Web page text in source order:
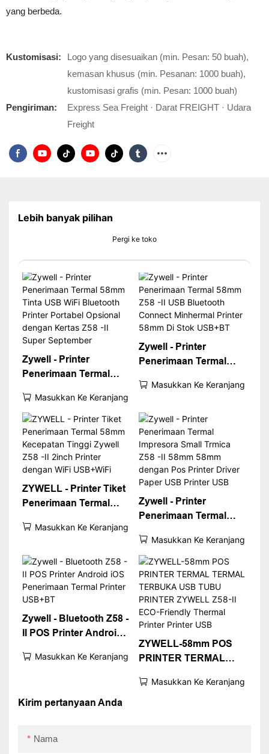
yang berbeda.
Kustomisasi:
Logo yang disesuaikan (min. Pesan: 50 buah),
kemasan khusus (min. Pesanan: 1000 buah),
kustomisasi grafis (min. Pesan: 1000 buah)
Pengiriman:
Express Sea Freight · Darat FREIGHT · Udara
Freight
Lebih banyak pilihan
Pergi ke toko
Zywell - Printer
Penerimaan Termal
Bluetooth Printer
Portabel Opsional
dengan Kertas Z58 -II
Super September
Masukkan Ke Keranjang
Zywell - Printer
Penerimaan Termal
Bluetooth Connect
58mm Di Stok USB+BT
Masukkan Ke Keranjang
ZYWELL - Printer Tiket
Penerimaan Termal
Tinggi Zywell Z58 -II
WiFi USB+WiFi
Masukkan Ke Keranjang
Zywell - Printer
Penerimaan Termal
Z58 -II 58mm 58mm
dengan Pos Printer
Driver Paper USB
Printer USB
Masukkan Ke Keranjang
Zywell - Bluetooth Z58 -
II POS Printer Android
Printer USB+BT
Masukkan Ke Keranjang
ZYWELL-58mm POS
PRINTER TERMAL
USB TUBU PRINTER
Masukkan Ke Keranjang
Kirim pertanyaan Anda
Nama